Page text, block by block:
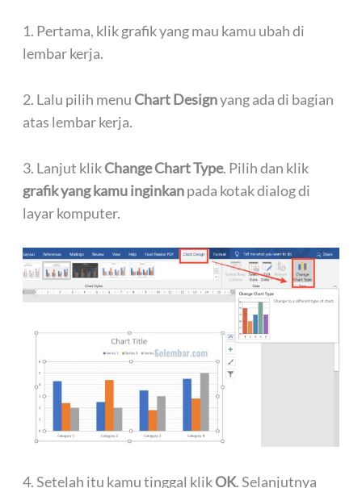
1. Pertama, klik grafik yang mau kamu ubah di
lembar kerja.
2. Lalu pilih menu Chart Designyang ada di bagian
atas lembar kerja.
3. Lanjut klikChange Chart Type. Pilih dan klik
grafik yang kamu inginkanpada kotak dialog di
layar komputer.
4. Setelah itu kamu tinggal klikOK. Selanjutnya